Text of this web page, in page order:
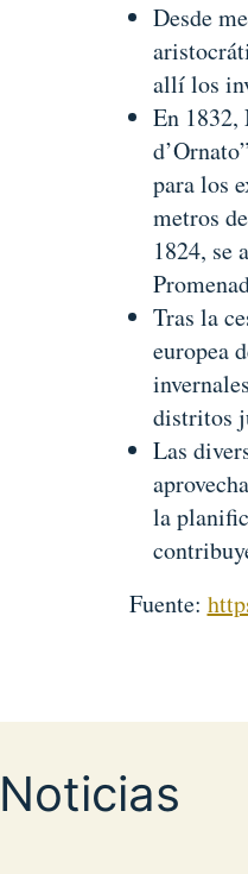
Desde
allí los
En 1832,
para los
metros
1824, se
Tras la
europea
distritos
Las
la
Fuente:
Noticias